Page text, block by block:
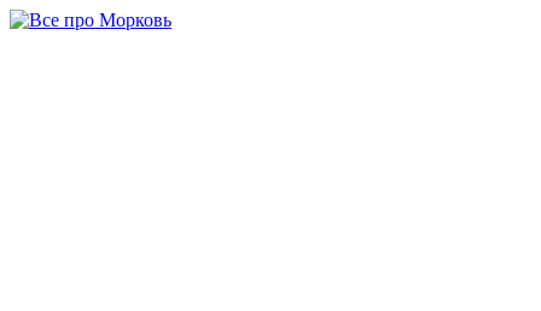
Перейти